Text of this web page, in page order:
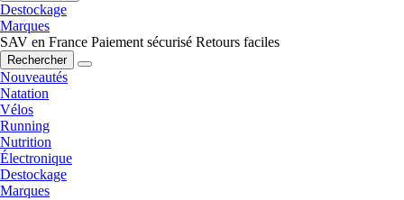
Destockage
Marques
SAV en France Paiement sécurisé Retours faciles
Rechercher
Nouveautés
Natation
Vélos
Running
Nutrition
Électronique
Destockage
Marques